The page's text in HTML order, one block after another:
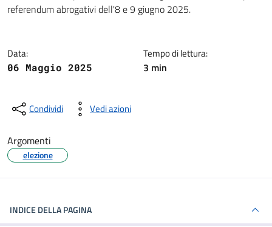
referendum abrogativi dell'8 e 9 giugno 2025.
Data:
06 Maggio 2025
Tempo di lettura:
3 min
Condividi Vedi azioni
Argomenti
elezione
INDICE DELLA PAGINA